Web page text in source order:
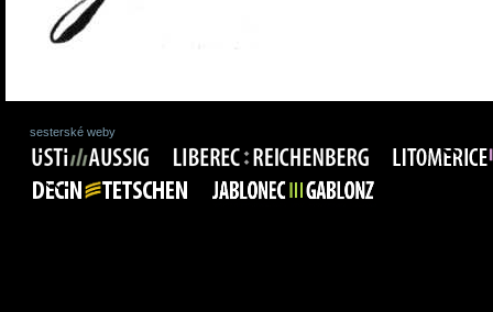
sesterské weby